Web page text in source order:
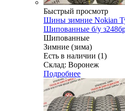
Быстрый просмотр
Шины зимние Nokian
Шипованные б/у
Шипованные
Зимние (зима)
Есть в наличии (1)
Склад: Воронеж
Подробнее